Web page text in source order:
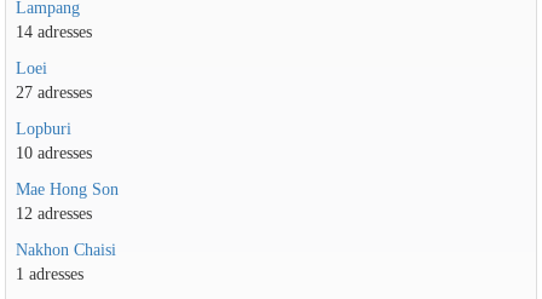
Lampang
14 adresses
Loei
27 adresses
Lopburi
10 adresses
Mae Hong Son
12 adresses
Nakhon Chaisi
1 adresses